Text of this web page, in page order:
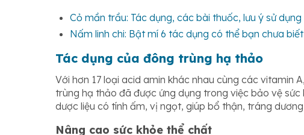
Cỏ mần trầu: Tác dụng, các bài thuốc, lưu ý sử dụng
Nấm linh chi: Bật mí 6 tác dụng có thể bạn chưa biết
Tác dụng của đông trùng hạ thảo
Với hơn 17 loại acid amin khác nhau cùng các vitamin
trùng hạ thảo đã được ứng dụng trong việc bảo vệ
dược liệu có tính ấm, vị ngọt, giúp bổ thận, tráng
Nâng cao sức khỏe thể chất